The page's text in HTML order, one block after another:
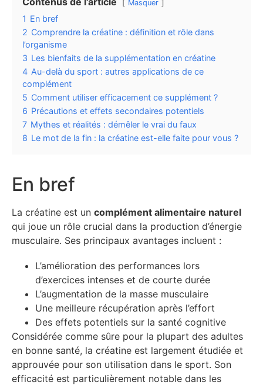
Masquer
1 En bref
2 Comprendre la créatine : définition et rôle dans
l’organisme
3 Les bienfaits de la supplémentation en créatine
4 Au-delà du sport : autres applications de ce
complément
5 Comment utiliser efficacement ce supplément ?
6 Précautions et effets secondaires potentiels
7 Mythes et réalités : démêler le vrai du faux
8 Le mot de la fin : la créatine est-elle faite pour vous ?
En bref
La créatine est un complément alimentaire naturel
qui joue un rôle crucial dans la production d’énergie
musculaire. Ses principaux avantages incluent :
L’amélioration des performances lors
d’exercices intenses et de courte durée
L’augmentation de la masse musculaire
Une meilleure récupération après l’effort
Des effets potentiels sur la santé cognitive
Considérée comme sûre pour la plupart des adultes
en bonne santé, la créatine est largement étudiée et
approuvée pour son utilisation dans le sport. Son
efficacité est particulièrement notable dans les